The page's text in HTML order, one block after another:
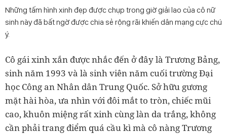
Những tấm hình xinh đẹp được chụp trong giờ giải lao của cô nữ
sinh này đã bất ngờ được chia sẻ rộng rãi khiến dân mạng cực chú
ý.
Cô gái xinh xắn được nhắc đến ở đây là Trương Bảng,
sinh năm 1993 và là sinh viên năm cuối trường Đại
học Công an Nhân dân Trung Quốc. Sở hữu gương
mặt hài hòa, ưa nhìn với đôi mắt to tròn, chiếc mũi
cao, khuôn miệng rất xinh cùng làn da trắng, không
cần phải trang điểm quá cầu kì mà cô nàng Trương